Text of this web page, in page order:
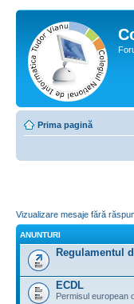
Prima pagină
Vizualizare mesaje fără
ANUNTURI
Regulamentul
ECDL
Permisul european